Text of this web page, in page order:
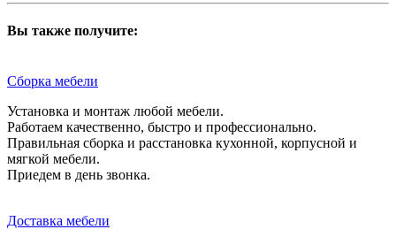
Вы также получите:
Сборка мебели
Установка и монтаж любой мебели.
Работаем качественно, быстро и профессионально.
Правильная сборка и расстановка кухонной, корпусной и
мягкой мебели.
Приедем в день звонка.
Доставка мебели